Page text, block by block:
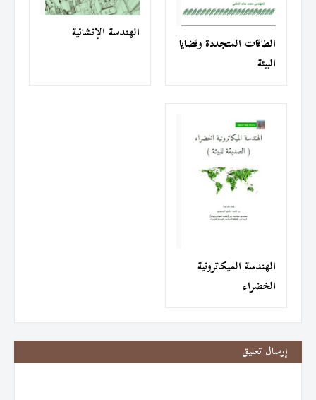
الطاقات المتجددة وقضايا
البيئة
الهندسة الإنشائية
الهندسة الميكاترونية
الخضراء
إرسال تعليق